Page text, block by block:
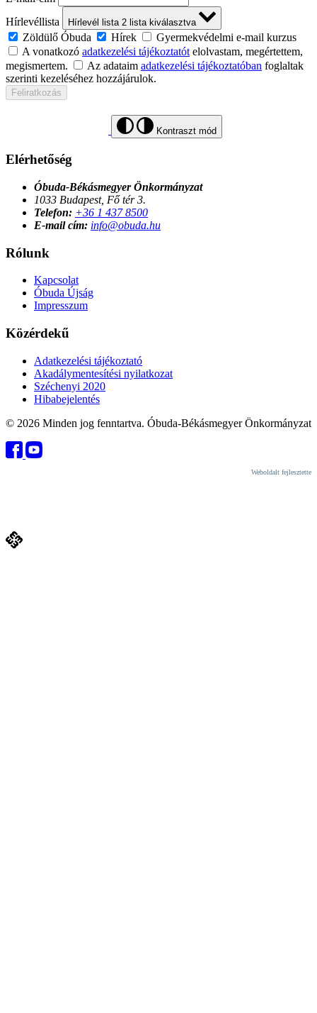
Hírlevéllista
Hírlevél lista 2 lista kiválasztva
Zöldülő Óbuda Hírek
Gyermekvédelmi e-mail kurzus
A vonatkozó adatkezelési tájékoztatótelolvastam, megértettem,
megismertem.
Az adataim adatkezelési tájékoztatóban foglaltak
szerinti kezeléséhez hozzájárulok.
Feliratkozás
Kontraszt mód
Elérhetőség
Óbuda-Békásmegyer Önkormányzat
1033 Budapest, Fő tér 3.
Telefon: +36 1 437 8500
E-mail cím: info@obuda.hu
Rólunk
Kapcsolat
Óbuda Újság
Impresszum
Közérdekű
Adatkezelési tájékoztató
Akadálymentesítési nyilatkozat
Széchenyi 2020
Hibabejelentés
© 2026 Minden jog fenntartva. Óbuda-Békásmegyer Önkormányzat
Weboldalt fejlesztette